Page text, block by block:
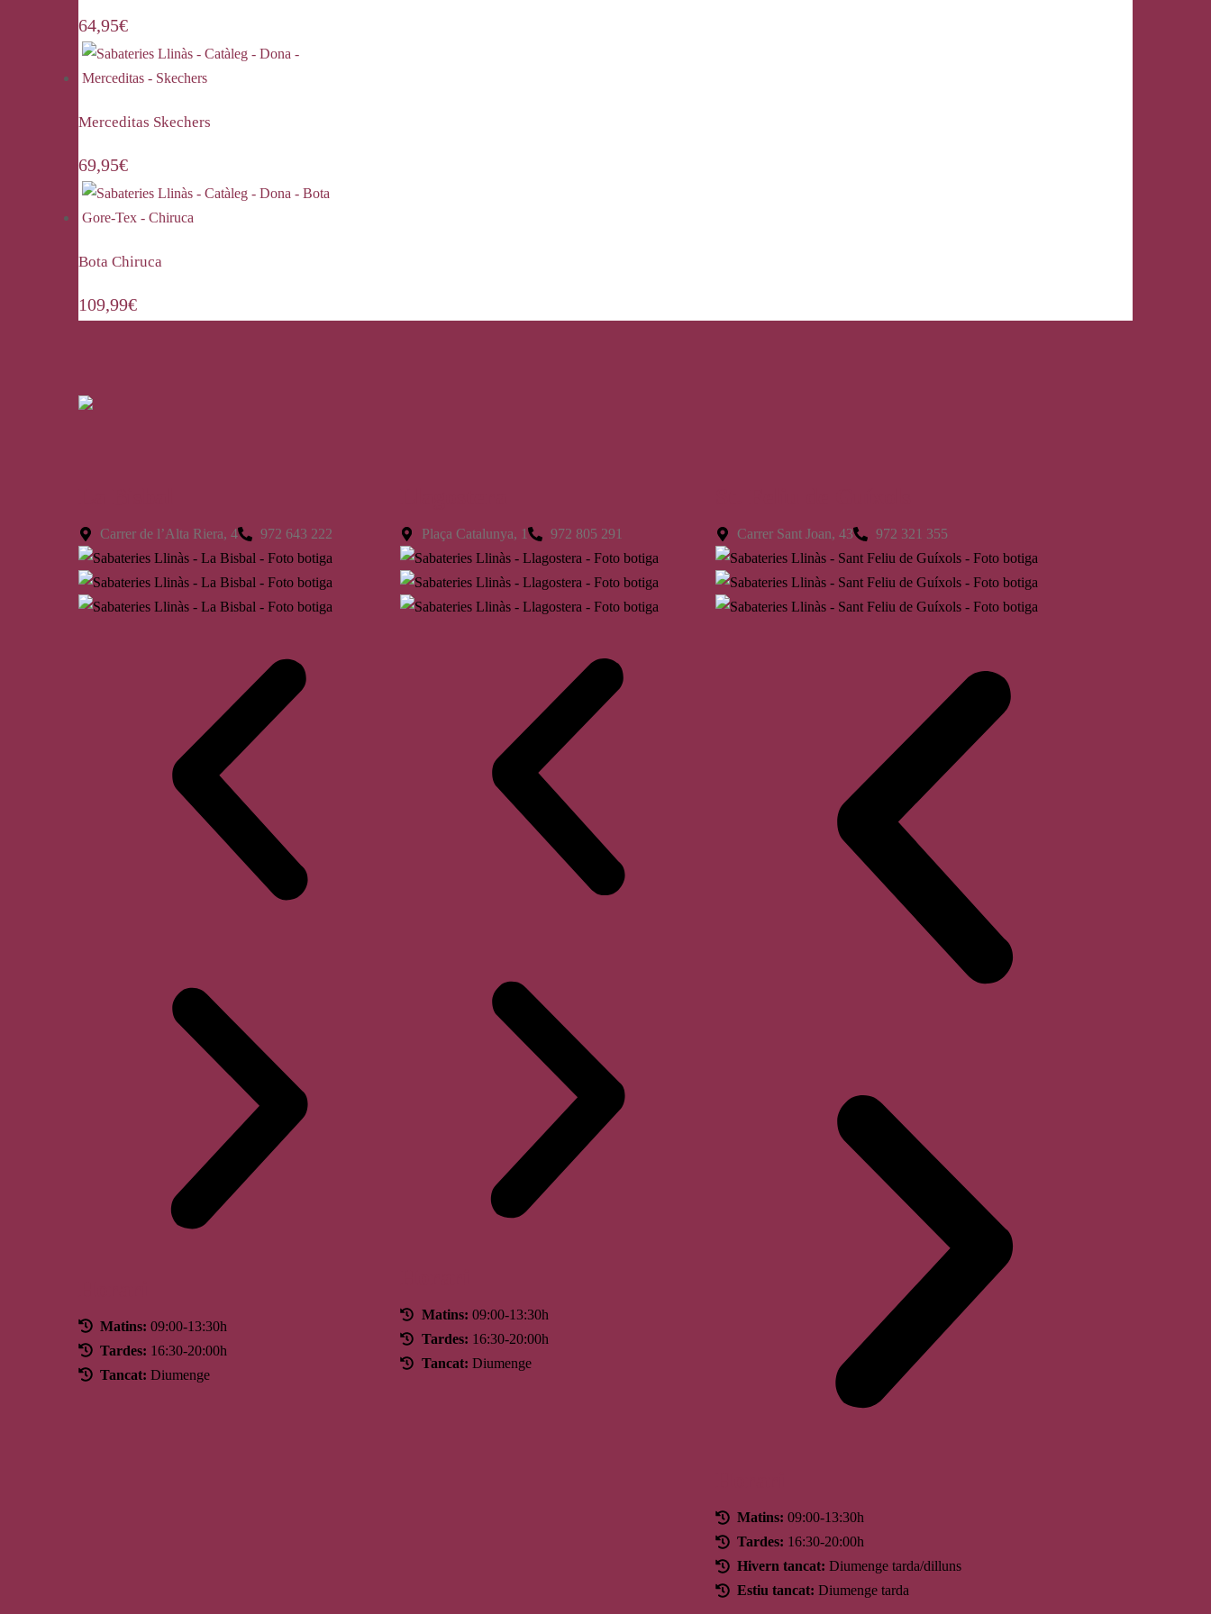
64,95€
Merceditas Skechers
69,95€
Bota Chiruca
109,99€
Carrer de l’Alta Riera, 4 972 643 222
Matins: 09:00-13:30h
Tardes: 16:30-20:00h
Tancat: Diumenge
Plaça Catalunya, 1 972 805 291
Matins: 09:00-13:30h
Tardes: 16:30-20:00h
Tancat: Diumenge
Carrer Sant Joan, 43 972 321 355
Matins: 09:00-13:30h
Tardes: 16:30-20:00h
Hivern tancat: Diumenge tarda/dilluns
Estiu tancat: Diumenge tarda